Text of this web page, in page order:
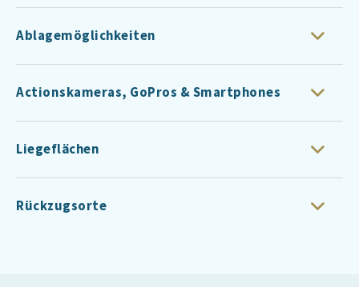
Ablagemöglichkeiten
Actionskameras, GoPros & Smartphones
Liegeflächen
Rückzugsorte